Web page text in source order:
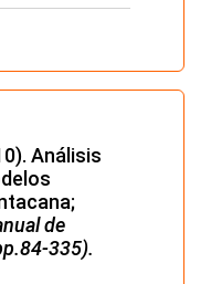
Análisis
de
335).